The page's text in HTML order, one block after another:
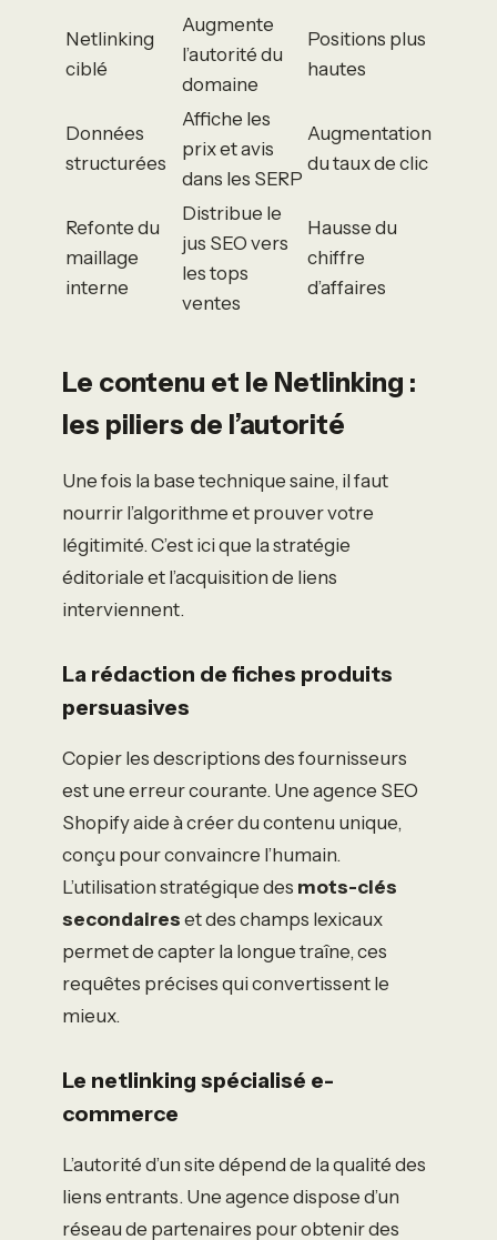
Netlinking
ciblé
Augmente
l’autorité du
domaine
Positions plus
hautes
Données
structurées
Affiche les
prix et avis
dans les SERP
Augmentation
du taux de clic
Refonte du
maillage
interne
Distribue le
jus SEO vers
les tops
ventes
Hausse du
chiffre
d’affaires
Le contenu et le Netlinking :
les piliers de l’autorité
Une fois la base technique saine, il faut
nourrir l’algorithme et prouver votre
légitimité. C’est ici que la stratégie
éditoriale et l’acquisition de liens
interviennent.
La rédaction de fiches produits
persuasives
Copier les descriptions des fournisseurs
est une erreur courante. Une agence SEO
Shopify aide à créer du contenu unique,
conçu pour convaincre l’humain.
L’utilisation stratégique des mots-clés
secondaires et des champs lexicaux
permet de capter la longue traîne, ces
requêtes précises qui convertissent le
mieux.
Le netlinking spécialisé e-
commerce
L’autorité d’un site dépend de la qualité des
liens entrants. Une agence dispose d’un
réseau de partenaires pour obtenir des